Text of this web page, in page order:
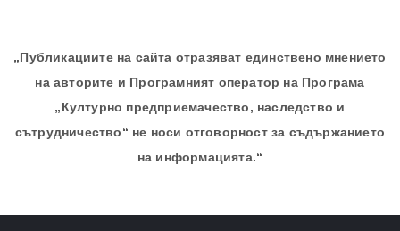
„Публикациите на сайта отразяват единствено мнението
на авторите и Програмният оператор на Програма
„Културно предприемачество, наследство и
сътрудничество“ не носи отговорност за съдържанието
на информацията.“